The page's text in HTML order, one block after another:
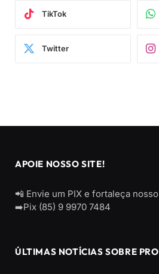
TikTok
Twitter
APOIE NOSSO SITE!
📲 Envie um PIX e fortaleça
➡️Pix (85) 9 9970 7484
ÚLTIMAS NOTÍCIAS SOBRE